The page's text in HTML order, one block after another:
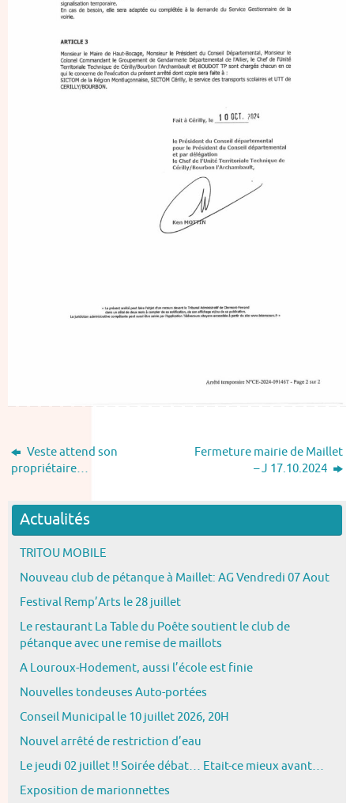
Veste attend son
propriétaire…
Fermeture mairie de Maillet
– J 17.10.2024
Actualités
TRITOU MOBILE
Nouveau club de pétanque à Maillet: AG Vendredi 07 Aout
Festival Remp’Arts le 28 juillet
Le restaurant La Table du Poête soutient le club de
pétanque avec une remise de maillots
A Louroux-Hodement, aussi l’école est finie
Nouvelles tondeuses Auto-portées
Conseil Municipal le 10 juillet 2026, 20H
Nouvel arrêté de restriction d’eau
Le jeudi 02 juillet !! Soirée débat… Etait-ce mieux avant…
Exposition de marionnettes